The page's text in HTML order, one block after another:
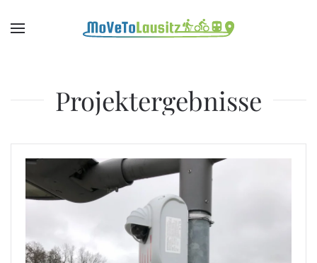
Zum Hauptinhalt springen
Projektergebnisse